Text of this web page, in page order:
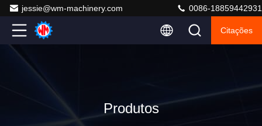
jessie@wm-machinery.com 0086-18859442931
Citações
Produtos